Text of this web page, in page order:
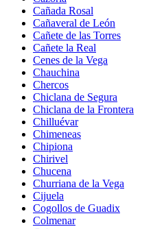
Cañada Rosal
Cañaveral de León
Cañete de las Torres
Cañete la Real
Cenes de la Vega
Chauchina
Chercos
Chiclana de Segura
Chiclana de la Frontera
Chilluévar
Chimeneas
Chipiona
Chirivel
Chucena
Churriana de la Vega
Cijuela
Cogollos de Guadix
Colmenar